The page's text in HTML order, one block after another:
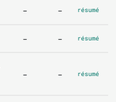
- - résumé
- - résumé
- - résumé